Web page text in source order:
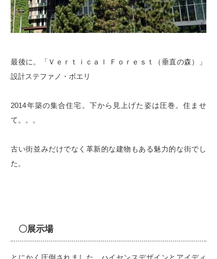
最後に。「Ｖｅｒｔｉｃａｌ Ｆｏｒｅｓｔ（垂直の森）」
設計ステファノ・ボエリ
2014年築の集合住宅。下から見上げた姿は圧巻。住ませ
て。。。
古い街並みだけでなく革新的な建物もある魅力的な街でし
た。
〇展示場
とにかく圧倒されました。ハイセンスデザインとアイディ